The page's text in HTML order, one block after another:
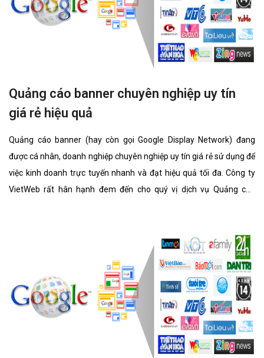
Quảng cáo banner chuyên nghiệp uy tín
giá rẻ hiệu quả
Quảng cáo banner (hay còn gọi Google Display Network) đang
được cá nhân, doanh nghiệp chuyên nghiệp uy tín giá rẻ sử dụng để
việc kinh doanh trực tuyến nhanh và đạt hiệu quả tối đa. Công ty
VietWeb rất hân hạnh đem đến cho quý vị dịch vụ Quảng cáo